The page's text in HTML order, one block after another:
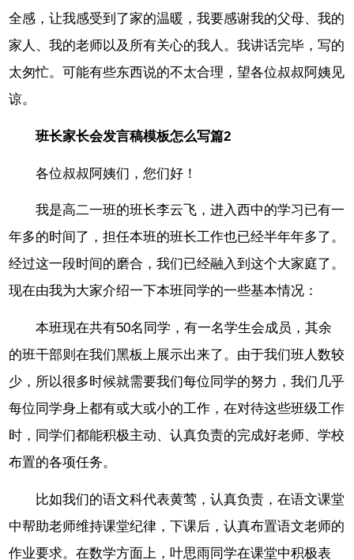
全感，让我感受到了家的温暖，我要感谢我的父母、我的
家人、我的老师以及所有关心的我人。我讲话完毕，写的
太匆忙。可能有些东西说的不太合理，望各位叔叔阿姨见
谅。
班长家长会发言稿模板怎么写篇2
各位叔叔阿姨们，您们好！
我是高二一班的班长李云飞，进入西中的学习已有一
年多的时间了，担任本班的班长工作也已经半年年多了。
经过这一段时间的磨合，我们已经融入到这个大家庭了。
现在由我为大家介绍一下本班同学的一些基本情况：
本班现在共有50名同学，有一名学生会成员，其余
的班干部则在我们黑板上展示出来了。由于我们班人数较
少，所以很多时候就需要我们每位同学的努力，我们几乎
每位同学身上都有或大或小的工作，在对待这些班级工作
时，同学们都能积极主动、认真负责的完成好老师、学校
布置的各项任务。
比如我们的语文科代表黄莺，认真负责，在语文课堂
中帮助老师维持课堂纪律，下课后，认真布置语文老师的
作业要求。在数学方面上，叶思雨同学在课堂中积极表